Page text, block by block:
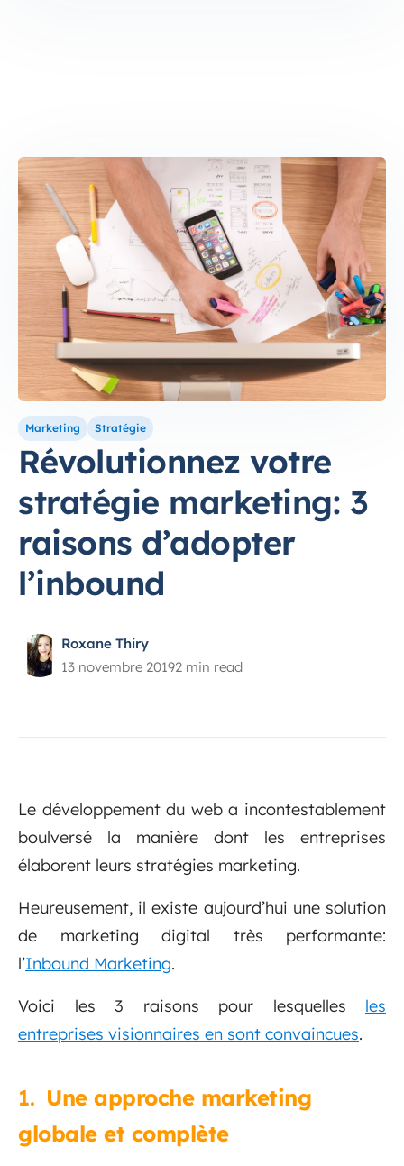
Marketing Stratégie
Révolutionnez votre
stratégie marketing: 3
raisons d’adopter
l’inbound
Roxane Thiry
13 novembre 20192 min read
Le développement du web a incontestablement
boulversé la manière dont les entreprises
élaborent leurs stratégies marketing.
Heureusement, il existe aujourd’hui une solution
de marketing digital très performante:
l’Inbound Marketing.
Voici les 3 raisons pour lesquelles les
entreprises visionnaires en sont convaincues.
1. Une approche marketing
globale et complète